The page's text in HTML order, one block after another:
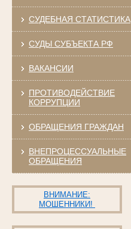
СУДЕБНАЯ СТАТИСТИКА
СУДЫ СУБЪЕКТА РФ
ВАКАНСИИ
ПРОТИВОДЕЙСТВИЕ
КОРРУПЦИИ
ОБРАЩЕНИЯ ГРАЖДАН
ВНЕПРОЦЕССУАЛЬНЫЕ
ОБРАЩЕНИЯ
ВНИМАНИЕ:
МОШЕННИКИ!